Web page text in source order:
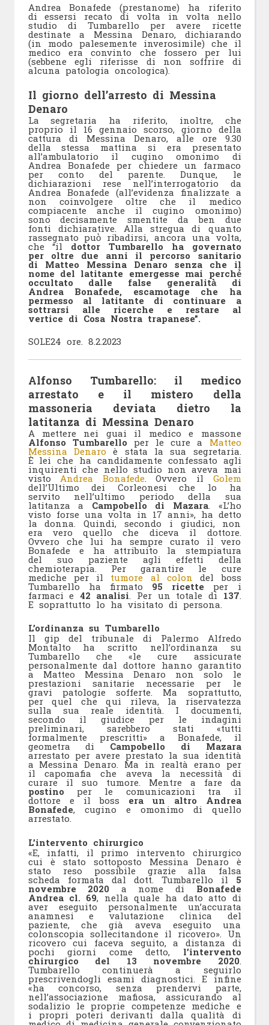
Andrea Bonafede (prestanome) ha riferito
di essersi recato di volta in volta nello
studio di Tumbarello per avere ricette
destinate a Messina Denaro, dichiarando
(in modo palesemente inverosimile) che il
medico era convinto che fossero per lui
(sebbene egli riferisse di non soffrire di
alcuna patologia oncologica).
Il giorno dell’arresto di Messina
Denaro
La segretaria ha riferito, inoltre, che
proprio il 16 gennaio scorso, giorno della
cattura di Messina Denaro, alle ore 9.30
della stessa mattina si era presentato
all’ambulatorio il cugino omonimo di
Andrea Bonafede per chiedere un farmaco
per conto del parente. Dunque, le
dichiarazioni rese nell’interrogatorio da
Andrea Bonafede (all’evidenza finalizzate a
non coinvolgere oltre che il medico
compiacente anche il cugino omonimo)
sono decisamente smentite da ben due
fonti dichiarative. Alla stregua di quanto
rassegnato può̀ ribadirsi, ancora una volta,
che “il dottor Tumbarello ha governato
per oltre due anni il percorso sanitario
di Matteo Messina Denaro senza che il
nome del latitante emergesse mai perché́
occultato dalle false generalità̀ di
Andrea Bonafede, escamotage che ha
permesso al latitante di continuare a
sottrarsi alle ricerche e restare al
vertice di Cosa Nostra trapanese”.
SOLE24 ore. 8.2.2023
Alfonso Tumbarello: il medico
arrestato e il mistero della
massoneria deviata dietro la
latitanza di Messina Denaro
A mettere nei guai il medico e massone
Alfonso Tumbarello per le cure a Matteo
Messina Denaro è stata la sua segretaria.
È lei che ha candidamente confessato agli
inquirenti che nello studio non aveva mai
visto Andrea Bonafede. Ovvero il Golem
dell’Ultimo dei Corleonesi che lo ha
servito nell’ultimo periodo della sua
latitanza a Campobello di Mazara. «L’ho
visto forse una volta in 17 anni», ha detto
la donna. Quindi, secondo i giudici, non
era vero quello che diceva il dottore.
Ovvero che lui ha sempre curato il vero
Bonafede e ha attribuito la stempiatura
del suo paziente agli effetti della
chemioterapia. Per garantire le cure
mediche per il tumore al colon del boss
Tumbarello ha firmato 95 ricette per i
farmaci e 42 analisi . Per un totale di 137
E soprattutto lo ha visitato di persona.
L’ordinanza su Tumbarello
Il gip del tribunale di Palermo Alfredo
Montalto ha scritto nell’ordinanza su
Tumbarello che «le cure assicurate
personalmente dal dottore hanno garantito
a Matteo Messina Denaro non solo le
prestazioni sanitarie necessarie per le
gravi patologie sofferte. Ma soprattutto,
per quel che qui rileva, la riservatezza
sulla sua reale identità. I documenti,
secondo il giudice per le indagini
preliminari, sarebbero stati «tutti
formalmente prescritti» a Bonafede, il
geometra di Campobello di Mazara
arrestato per avere prestato la sua identità
a Messina Denaro. Ma in realtà erano per
il capomafia che aveva la necessità di
curare il suo tumore. Mentre a fare da
postino per le comunicazioni tra il
dottore e il boss era un altro Andrea
Bonafede, cugino e omonimo di quello
arrestato.
L’intervento chirurgico
«E, infatti, il primo intervento chirurgico
cui è stato sottoposto Messina Denaro è
stato reso possibile grazie alla falsa
scheda formata dal dott. Tumbarello il 5
novembre 2020 a nome di Bonafede
Andrea cl. 69, nella quale ha dato atto di
aver eseguito personalmente un’accurata
anamnesi e valutazione clinica del
paziente, che già aveva eseguito una
colonscopia sollecitandone il ricovero». Un
ricovero cui faceva seguito, a distanza di
pochi giorni come detto, l’intervento
chirurgico del 13 novembre 2020.
Tumbarello continuerà a seguirlo
prescrivendogli esami diagnostici. E infine
«ha concorso, senza prendervi parte,
nell’associazione mafiosa, assicurando al
sodalizio le proprie competenze mediche e
i propri poteri derivanti dalla qualità di